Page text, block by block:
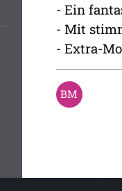
- Ein
- Mit
- Extra-